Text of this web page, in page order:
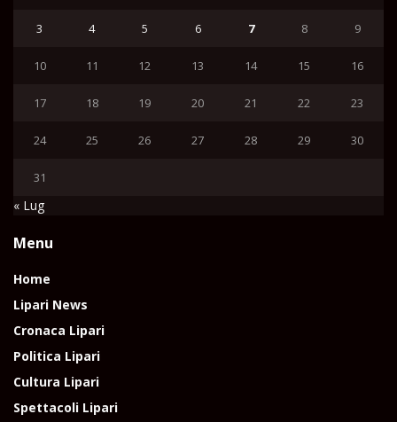
3 4 5 6 7 8 9
10 11 12 13 14 15 16
17 18 19 20 21 22 23
24 25 26 27 28 29 30
31
« Lug
Menu
Home
Lipari News
Cronaca Lipari
Politica Lipari
Cultura Lipari
Spettacoli Lipari